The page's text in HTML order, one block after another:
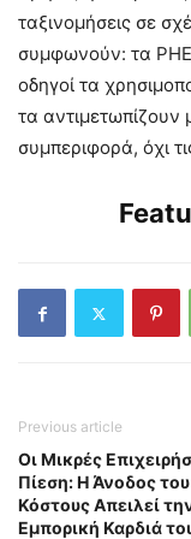
ταξινομήσεις σε
συμφωνούν: τα
οδηγοί τα
τα
συμπεριφορά, όχι
Previous article
Οι Μικρές
Πίεση: Η Άνοδος του
Κόστους Απειλεί
Εμπορική Καρδιά